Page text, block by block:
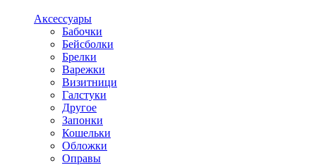
Аксессуары
Бабочки
Бейсболки
Брелки
Варежки
Визитници
Галстуки
Другое
Запонки
Кошельки
Обложки
Оправы